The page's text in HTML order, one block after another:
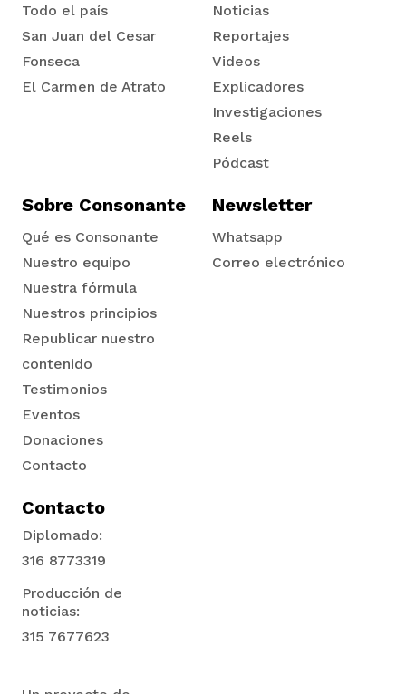
Todo el país
San Juan del Cesar
Fonseca
El Carmen de Atrato
Noticias
Reportajes
Videos
Explicadores
Investigaciones
Reels
Pódcast
Sobre Consonante
Qué es Consonante
Nuestro equipo
Nuestra fórmula
Nuestros principios
Republicar nuestro
contenido
Testimonios
Eventos
Donaciones
Contacto
Newsletter
Whatsapp
Correo electrónico
Contacto
Diplomado:
316 8773319
Producción de
noticias:
315 7677623